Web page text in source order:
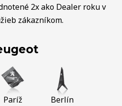
2x ako Dealer roku v
zákazníkom.
Paríž Berlín